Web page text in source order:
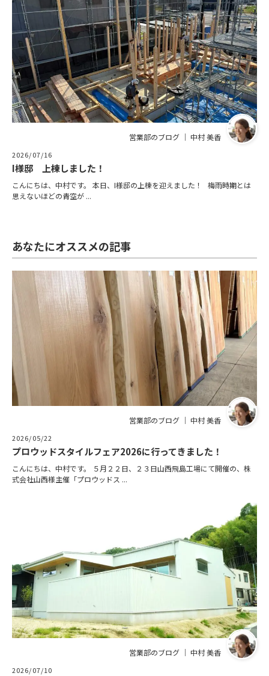
営業部のブログ ｜ 中村 美香
2026/07/16
I様邸 上棟しました！
こんにちは、中村です。 本日、I様邸の上棟を迎えました！ 梅雨時期とは
思えないほどの青空が ...
あなたにオススメの記事
営業部のブログ ｜ 中村 美香
2026/05/22
プロウッドスタイルフェア2026に行ってきました！
こんにちは、中村です。 ５月２２日、２３日山西飛島工場にて開催の、株
式会社山西様主催「プロウッドス ...
営業部のブログ ｜ 中村 美香
2026/07/10